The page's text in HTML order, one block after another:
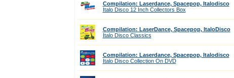
Compilation: Laserdance, Spacepop, Italodisco
Italo Disco 12 Inch Collectors Box
Compilation: LaserDance, Spacepop, ItaloDisco
Italo Disco Classics
Compilation: Laserdance, Spacepop, Italodisco
Italo Disco Collection On DVD